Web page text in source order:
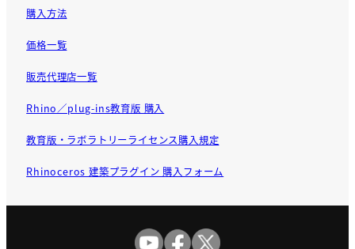
購入方法
価格一覧
販売代理店一覧
Rhino／plug-ins教育版 購入
教育版・ラボラトリーライセンス購入規定
Rhinoceros 建築プラグイン 購入フォーム